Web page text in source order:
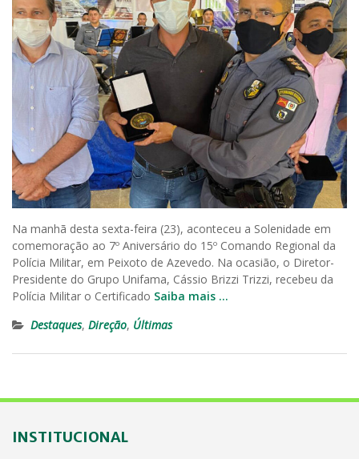
Na manhã desta sexta-feira (23), aconteceu a Solenidade em
comemoração ao 7º Aniversário do 15º Comando Regional da
Polícia Militar, em Peixoto de Azevedo. Na ocasião, o Diretor-
Presidente do Grupo Unifama, Cássio Brizzi Trizzi, recebeu da
Polícia Militar o Certificado Saiba mais …
Destaques, Direção, Últimas
INSTITUCIONAL